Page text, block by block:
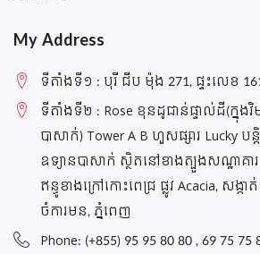
My Address
ទីតាំងទី១ : បុរី ជីប ម៉ុង 271, ផ្ទះលេខ
ទីតាំងទី២ : Rose ខុនដូជាន់ផ្ទាល់ដី(ក្នុងវិ
បាសាក់) Tower A B ហួសផ្សារ Lucky ប
ឧទ្យានបាសាក់ ស្ថិតនៅខាងត្បួងសណ្ឋាគា
ឥន្ធូខាងក្រៅកោះពេជ្រ ផ្លូវ Acacia, សង្ក
ចំការមន, ភ្នំពេញ
Phone: (+855) 95 95 80 80 , 69 75 75